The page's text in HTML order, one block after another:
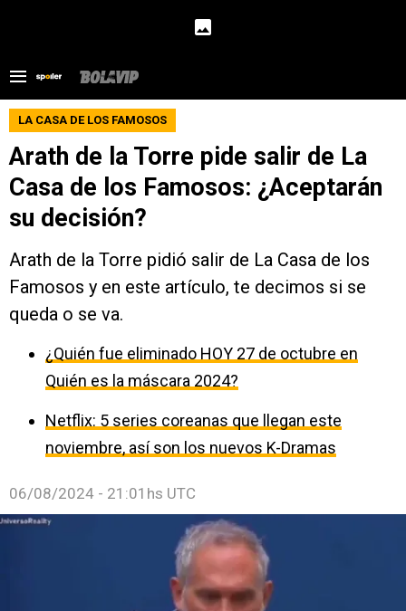
LA CASA DE LOS FAMOSOS
Arath de la Torre pide salir de La
Casa de los Famosos: ¿Aceptarán
su decisión?
Arath de la Torre pidió salir de La Casa de los
Famosos y en este artículo, te decimos si se
queda o se va.
¿Quién fue eliminado HOY 27 de octubre en
Quién es la máscara 2024?
Netflix: 5 series coreanas que llegan este
noviembre, así son los nuevos K-Dramas
06/08/2024 - 21:01hs UTC